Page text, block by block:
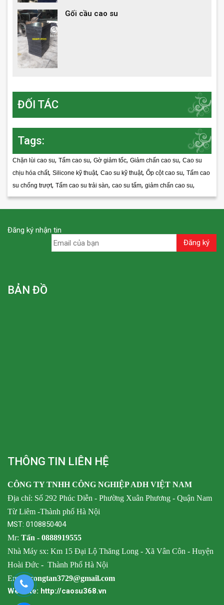
Gối cầu cao su
ĐỐI TÁC
Tags:
Chặn lùi cao su, Tấm cao su, Gờ giảm tốc, Giảm chấn cao su, Cao su
chịu hóa chất, Silicone kỹ thuật, Cao su kỹ thuật, Ốp cột cao su, Tấm cao
su chống trượt, Tấm cao su trải sàn, cao su tấm, giảm chấn cao su,
Đăng ký nhận tin
BẢN ĐỒ
THÔNG TIN LIÊN HỆ
CÔNG TY TNHH CÔNG NGHIỆP ADH VIỆT NAM
Địa chỉ: Số 292 Phúc Diễn - Phường Xuân Phương - Quận Nam
Từ Liêm -Thành phố Hà Nội
MST: 0108850404
Mr: Tấn - 0888919555
Nhà Máy sx: Km 15 Đại Lộ Thăng Long - Xã Vân Côn - Huyện
Hoài Đức - Thành Phố Hà Nội
Email:congtan3729@gmail.com
Website: http://caosu368.vn